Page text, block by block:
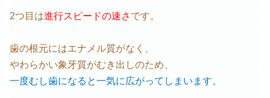
2つ目は進行スピードの速さ です。
歯の根元にはエナメル質がなく、
やわらかい象牙質がむき出しのため、
一度むし歯になると一気に広がってしまいます。